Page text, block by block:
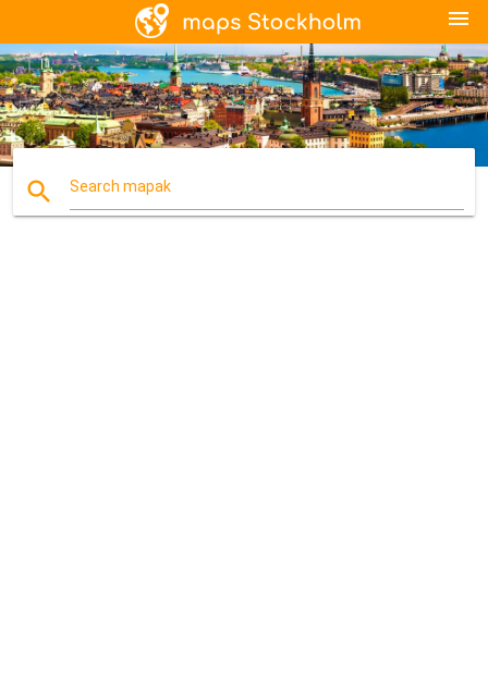
menu
search Search mapak